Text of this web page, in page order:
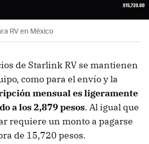
RV en México
de Starlink RV se mantienen
como para el envío y la
mensual es ligeramente
a los 2,879 pesos. Al igual que
requiere un monto a pagarse
de 15,720 pesos.